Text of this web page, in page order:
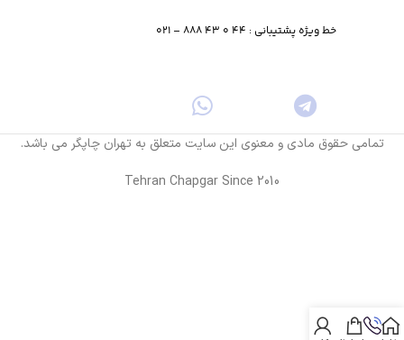
خط ویژه پشتیبانی : 44 0 43 888 – 021
تمامی حقوق مادی و معنوی این سایت متعلق به تهران چاپگر می باشد.
Tehran Chapgar Since 2010